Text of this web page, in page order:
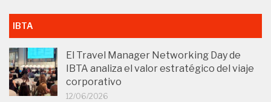
IBTA
El Travel Manager Networking Day de
IBTA analiza el valor estratégico del viaje
corporativo
12/06/2026